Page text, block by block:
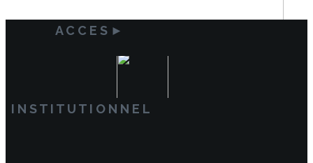
A C C E S ►
I N S T I T U T I O N N E L